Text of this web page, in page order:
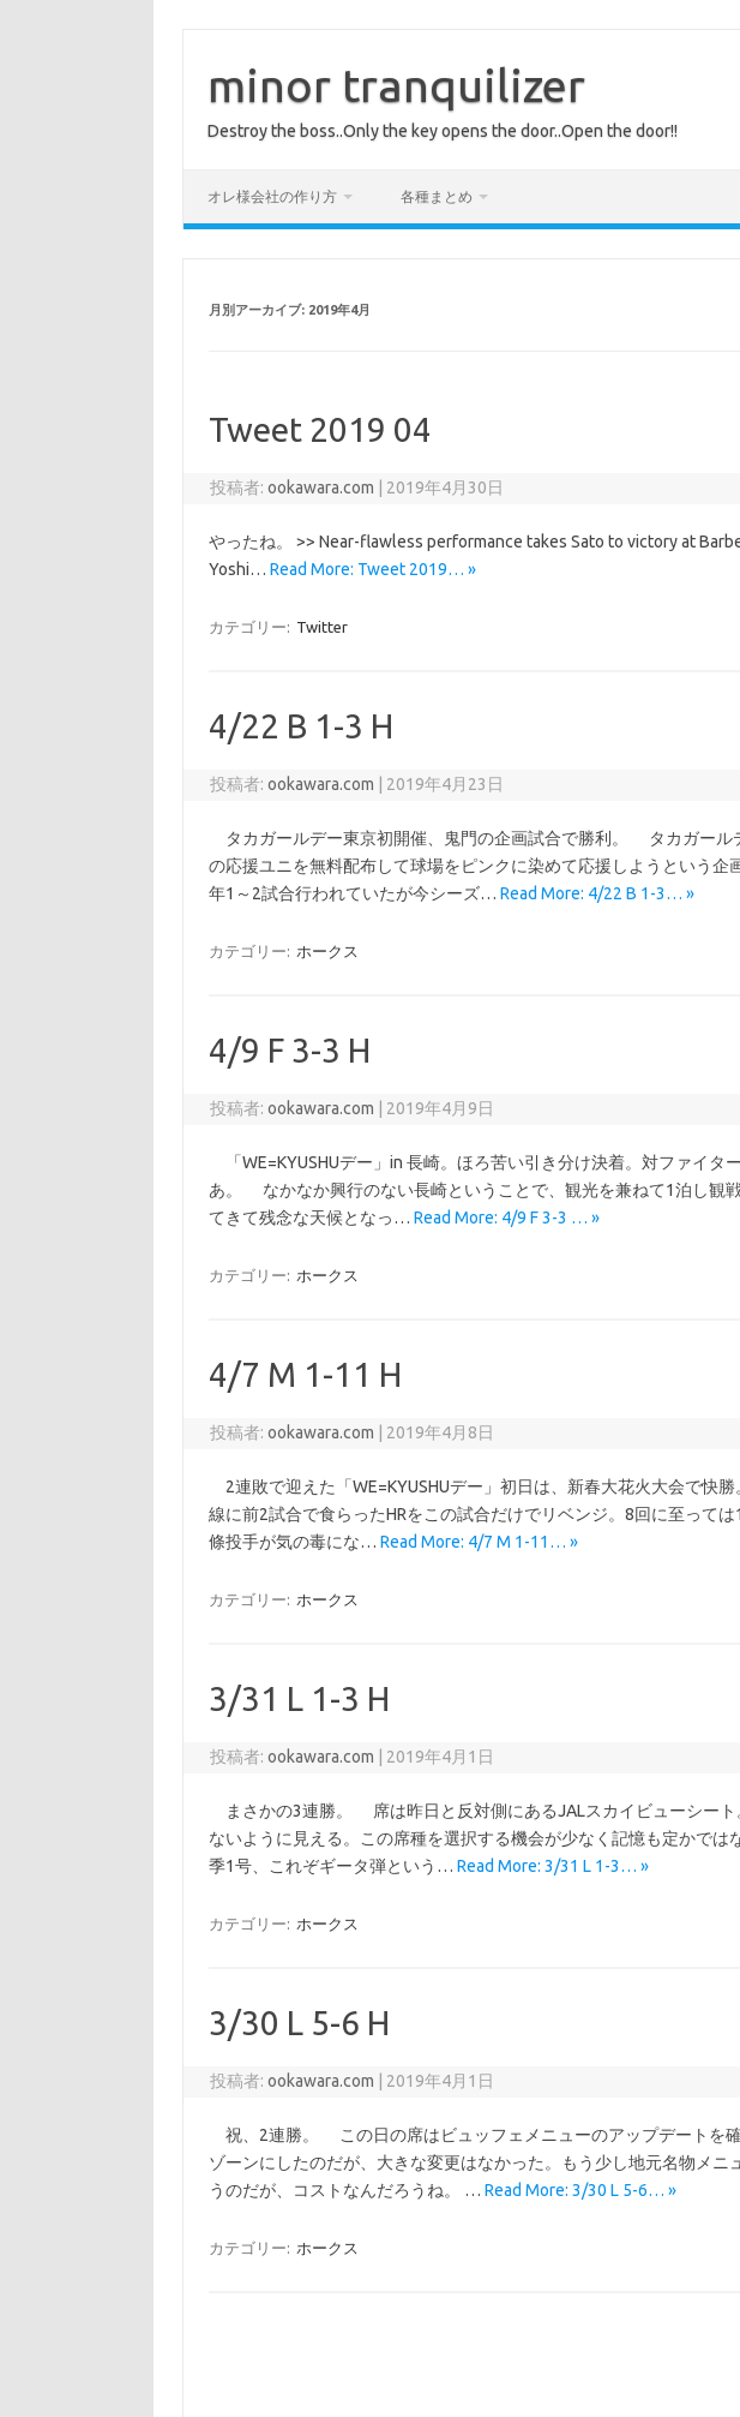
minor tranquilizer
Destroy the boss..Only the key opens the door..Open the door!!
オレ様会社の作り方 各種まとめ
月別アーカイブ: 2019年4月
Tweet 2019 04
投稿者:ookawara.com 2019年4月30日
やったね。 >> Near-flawless performance takes Sato to victory at
Yoshi… Read More: Tweet 2019… »
カテゴリー: Twitter
4/22 B 1-3 H
投稿者:ookawara.com 2019年4月23日
タカガールデー東京初開催、鬼門の企画試合で勝利。 タカガール
の応援ユニを無料配布して球場をピンクに染めて応援しようという企
年1～2試合行われていたが今シーズ… Read More: 4/22 B 1-3… »
カテゴリー: ホークス
4/9 F 3-3 H
投稿者:ookawara.com 2019年4月9日
「WE=KYUSHUデー」in 長崎。ほろ苦い引き分け決着。対ファイタ
あ。 なかなか興行のない長崎ということで、観光を兼ねて1泊し観
てきて残念な天候となっ… Read More: 4/9 F 3-3 … »
カテゴリー: ホークス
4/7 M 1-11 H
投稿者:ookawara.com 2019年4月8日
2連敗で迎えた「WE=KYUSHUデー」初日は、新春大花火大会で快
線に前2試合で食らったHRをこの試合だけでリベンジ。8回に至って
條投手が気の毒にな… Read More: 4/7 M 1-11… »
カテゴリー: ホークス
3/31 L 1-3 H
投稿者:ookawara.com 2019年4月1日
まさかの3連勝。 席は昨日と反対側にあるJALスカイビューシート
ないように見える。この席種を選択する機会が少なく記憶も定かで
季1号、これぞギータ弾という… Read More: 3/31 L 1-3… »
カテゴリー: ホークス
3/30 L 5-6 H
投稿者:ookawara.com 2019年4月1日
祝、2連勝。 この日の席はビュッフェメニューのアップデートを
ゾーンにしたのだが、大きな変更はなかった。もう少し地元名物メニ
うのだが、コストなんだろうね。 … Read More: 3/30 L 5-6… »
カテゴリー: ホークス